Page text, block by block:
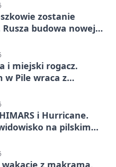
zostanie
budowa nowej
i miejski rogacz.
w Pile wraca z
i Hurricane.
na pilskim